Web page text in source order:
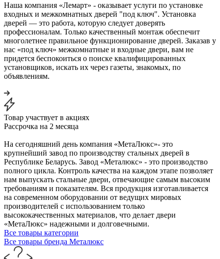
Наша компания «Лемарт» - оказывает услуги по установке
входных и межкомнатных дверей "под ключ". Установка
дверей — это работа, которую следует доверять
профессионалам. Только качественный монтаж обеспечит
многолетнее правильное функционирование дверей. Заказав у
нас «под ключ» межкомнатные и входные двери, вам не
придется беспокоиться о поиске квалифицированных
установщиков, искать их через газеты, знакомых, по
объявлениям.
Товар участвует в акциях
Рассрочка на 2 месяца
На сегодняшний день компания «МетаЛюкс»- это
крупнейший завод по производству стальных дверей в
Республике Беларусь. Завод «Металюкс» - это производство
полного цикла. Контроль качества на каждом этапе позволяет
нам выпускать стальные двери, отвечающие самым высоким
требованиям и показателям. Вся продукция изготавливается
на современном оборудовании от ведущих мировых
производителей с использованием только
высококачественных материалов, что делает двери
«МетаЛюкс» надежными и долговечными.
Все товары категории
Все товары бренда Металюкс